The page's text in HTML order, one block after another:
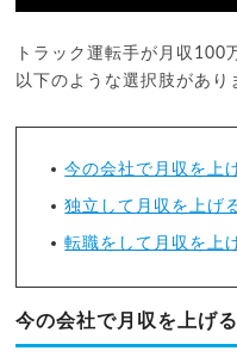
トラック運転手が月収100
以下のような選択肢があり
今の会社で月収を上
独立して月収を上げ
転職をして月収を上
今の会社で月収を上げる